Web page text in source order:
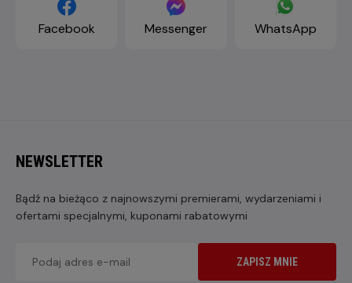
Facebook Messenger WhatsApp
NEWSLETTER
Bądź na bieżąco z najnowszymi premierami, wydarzeniami i
ofertami specjalnymi, kuponami rabatowymi
ZAPISZ MNIE